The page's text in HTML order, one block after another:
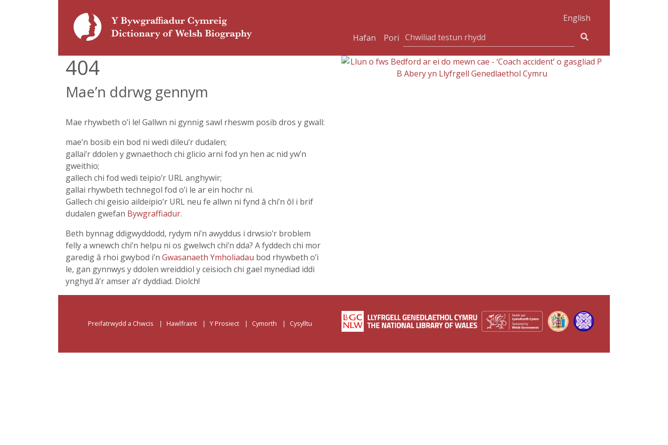
English
Hafan
Pori
404
Mae’n ddrwg gennym
Mae rhywbeth o’i le! Gallwn ni gynnig sawl rheswm posib dros y gwall:
mae’n bosib ein bod ni wedi dileu’r dudalen;
gallai’r ddolen y gwnaethoch chi glicio arni fod yn hen ac nid yw’n
gweithio;
gallech chi fod wedi teipio’r URL anghywir;
gallai rhywbeth technegol fod o’i le ar ein hochr ni.
Gallech chi geisio aildeipio’r URL neu fe allwn ni fynd â chi’n ôl i brif
dudalen gwefan Bywgraffiadur.
Beth bynnag ddigwyddodd, rydym ni’n awyddus i drwsio’r broblem
felly a wnewch chi’n helpu ni os gwelwch chi’n dda? A fyddech chi mor
garedig â rhoi gwybod i’n Gwasanaeth Ymholiadau bod rhywbeth o’i
le, gan gynnwys y ddolen wreiddiol y ceisioch chi gael mynediad iddi
ynghyd â’r amser a’r dyddiad. Diolch!
Preifatrwydd a Chwcis Hawlfraint Y Prosiect Cymorth Cysylltu